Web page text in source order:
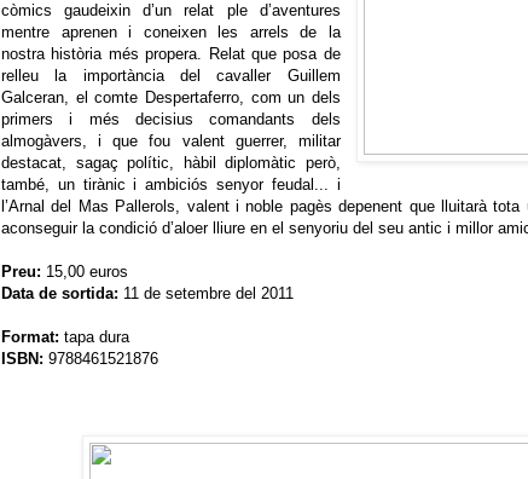
còmics gaudeixin d’un relat ple d’aventures
mentre aprenen i coneixen les arrels de la
nostra història més propera. Relat que posa de
relleu la importància del cavaller Guillem
Galceran, el comte Despertaferro, com un dels
primers i més decisius comandants dels
almogàvers, i que fou valent guerrer, militar
destacat, sagaç polític, hàbil diplomàtic però,
també, un tirànic i ambiciós senyor feudal... i
l’Arnal del Mas Pallerols, valent i noble pagès depenent que lluitarà tota
aconseguir la condició d’aloer lliure en el senyoriu del seu antic i millor
Preu: 15,00 euros
Data de sortida: 11 de setembre del 2011
Format: tapa dura
ISBN: 9788461521876